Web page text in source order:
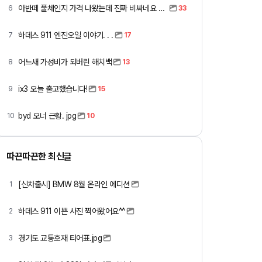
6 아반떼 풀체인지 가격 나왔는데 진짜 비싸네요 ㅎㅎ 33
7 하데스 911 엔진오일 이야기. . . 17
8 어느새 가성비가 되버린 해치백 13
9 ix3 오늘 출고했습니다! 15
10 byd 오너 근황. jpg 10
따끈따끈한 최신글
1 [신차출시] BMW 8월 온라인 에디션
2 하데스 911 이쁜 사진 찍어왔어요^^
3 경기도 교통호재 티어표.jpg